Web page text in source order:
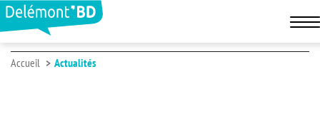
Accueil Actualités